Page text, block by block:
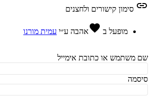
סימון קישורים ולחצנים
מופעל בfavorite אהבהע״י עמית מורנו
או כתובת אימייל